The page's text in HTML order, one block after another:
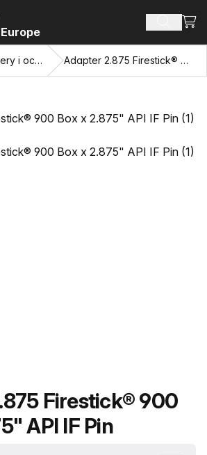
Szukaj
Adaptery i oczy przyciągające Adapter 2.875 Firestick® 900 Box x 2.875" API IF Pin
Firestick® 900
API IF Pin